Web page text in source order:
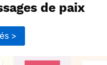
de paix
>